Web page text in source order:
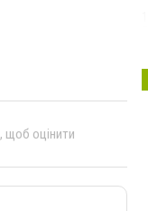
, щоб оцінити